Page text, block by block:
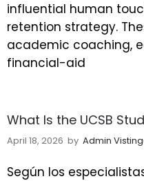
influential human
retention strategy.
academic coaching,
financial-aid
What Is the UCSB
April 18, 2026 by Admin
Según los